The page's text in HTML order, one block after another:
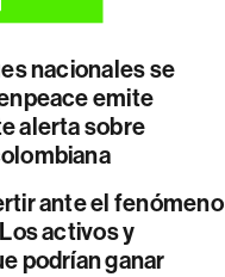
nacionales se
emite
alerta sobre
ante el fenómeno
activos y
podrían ganar